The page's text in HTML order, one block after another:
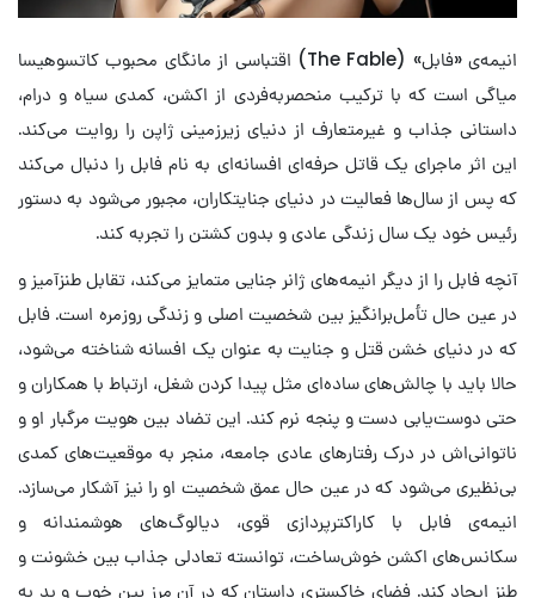
انیمه‌ی «فابل» (The Fable) اقتباسی از مانگای محبوب کاتسوهیسا
میاگی است که با ترکیب منحصربه‌فردی از اکشن، کمدی سیاه و درام،
داستانی جذاب و غیرمتعارف از دنیای زیرزمینی ژاپن را روایت می‌کند.
این اثر ماجرای یک قاتل حرفه‌ای افسانه‌ای به نام فابل را دنبال می‌کند
که پس از سال‌ها فعالیت در دنیای جنایتکاران، مجبور می‌شود به دستور
رئیس خود یک سال زندگی عادی و بدون کشتن را تجربه کند.
آنچه فابل را از دیگر انیمه‌های ژانر جنایی متمایز می‌کند، تقابل طنزآمیز و
در عین حال تأمل‌برانگیز بین شخصیت اصلی و زندگی روزمره است. فابل
که در دنیای خشن قتل و جنایت به عنوان یک افسانه شناخته می‌شود،
حالا باید با چالش‌های ساده‌ای مثل پیدا کردن شغل، ارتباط با همکاران و
حتی دوست‌یابی دست و پنجه نرم کند. این تضاد بین هویت مرگبار او و
ناتوانی‌اش در درک رفتارهای عادی جامعه، منجر به موقعیت‌های کمدی
بی‌نظیری می‌شود که در عین حال عمق شخصیت او را نیز آشکار می‌سازد.
انیمه‌ی فابل با کاراکترپردازی قوی، دیالوگ‌های هوشمندانه و
سکانس‌های اکشن خوش‌ساخت، توانسته تعادلی جذاب بین خشونت و
طنز ایجاد کند. فضای خاکستری داستان که در آن مرز بین خوب و بد به